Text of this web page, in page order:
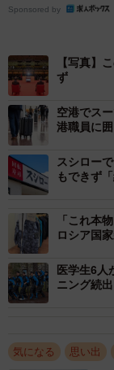
知られていたそう
防衛大の航空要員が
帽子の回収は広
Sponsored by
【写真】
ず
空港でス
港職員に
スシロー
もできず
「これ本
ロシア国
医学生6
ニング続
気になる 思い出